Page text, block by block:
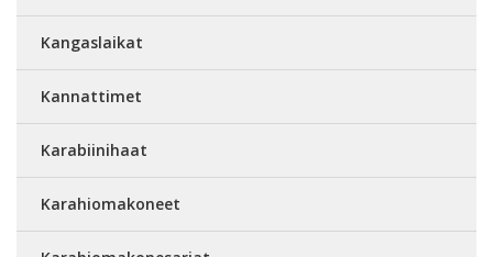
Kangaslaikat
Kannattimet
Karabiinihaat
Karahiomakoneet